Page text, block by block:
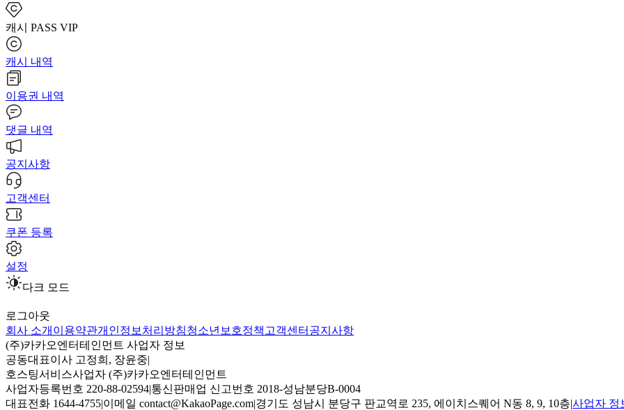
캐시 PASS VIP
캐시 내역
이용권 내역
댓글 내역
공지사항
고객센터
쿠폰 등록
설정
다크 모드
로그아웃
회사 소개 이용약관개인정보처리방침청소년보호정책 고객센터 공지사항
(주)카카오엔터테인먼트 사업자 정보
공동대표이사 고정희, 장윤중|
호스팅서비스사업자 (주)카카오엔터테인먼트
사업자등록번호 220-88-02594|통신판매업 신고번호 2018-성남분당B-0004
대표전화 1644-4755|이메일 contact@KakaoPage.com|경기도 성남시 분당구 판교역로 235, 에이치스퀘어 N동 8, 9, 10층|사업자 정